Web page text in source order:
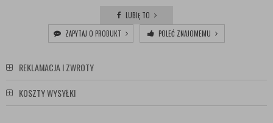
LUBIĘ TO
ZAPYTAJ O PRODUKT
POLEĆ ZNAJOMEMU
REKLAMACJA I ZWROTY
KOSZTY WYSYŁKI